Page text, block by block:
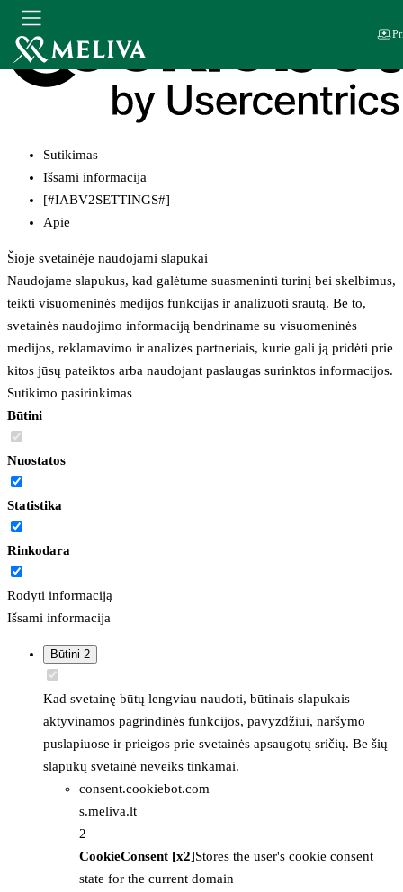
Sutikimas
Išsami informacija
[#IABV2SETTINGS#]
Apie
Šioje svetainėje naudojami slapukai
Naudojame slapukus, kad galėtume suasmeninti turinį bei skelbimus,
teikti visuomeninės medijos funkcijas ir analizuoti srautą. Be to,
svetainės naudojimo informaciją bendriname su visuomeninės
medijos, reklamavimo ir analizės partneriais, kurie gali ją pridėti prie
kitos jūsų pateiktos arba naudojant paslaugas surinktos informacijos.
Sutikimo pasirinkimas
Būtini
Nuostatos
Statistika
Rinkodara
Rodyti informaciją
Išsami informacija
Būtini 2
Kad svetainę būtų lengviau naudoti, būtinais slapukais
aktyvinamos pagrindinės funkcijos, pavyzdžiui, naršymo
puslapiuose ir prieigos prie svetainės apsaugotų sričių. Be šių
slapukų svetainė neveiks tinkamai.
consent.cookiebot.com
s.meliva.lt
2
CookieConsent [x2]Stores the user's cookie consent
state for the current domain